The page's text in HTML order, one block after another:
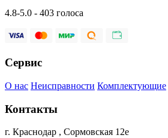
4.8-5.0 - 403 голоса
Сервис
О нас Неисправности Комплектующие
Контакты
г. Краснодар , Сормовская 12е